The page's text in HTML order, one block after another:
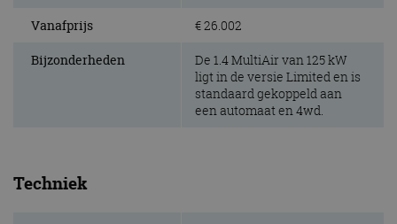
Vanafprijs € 26.002
Bijzonderheden
De 1.4 MultiAir van 125 kW
ligt in de versie Limited en is
standaard gekoppeld aan
een automaat en 4wd.
Techniek